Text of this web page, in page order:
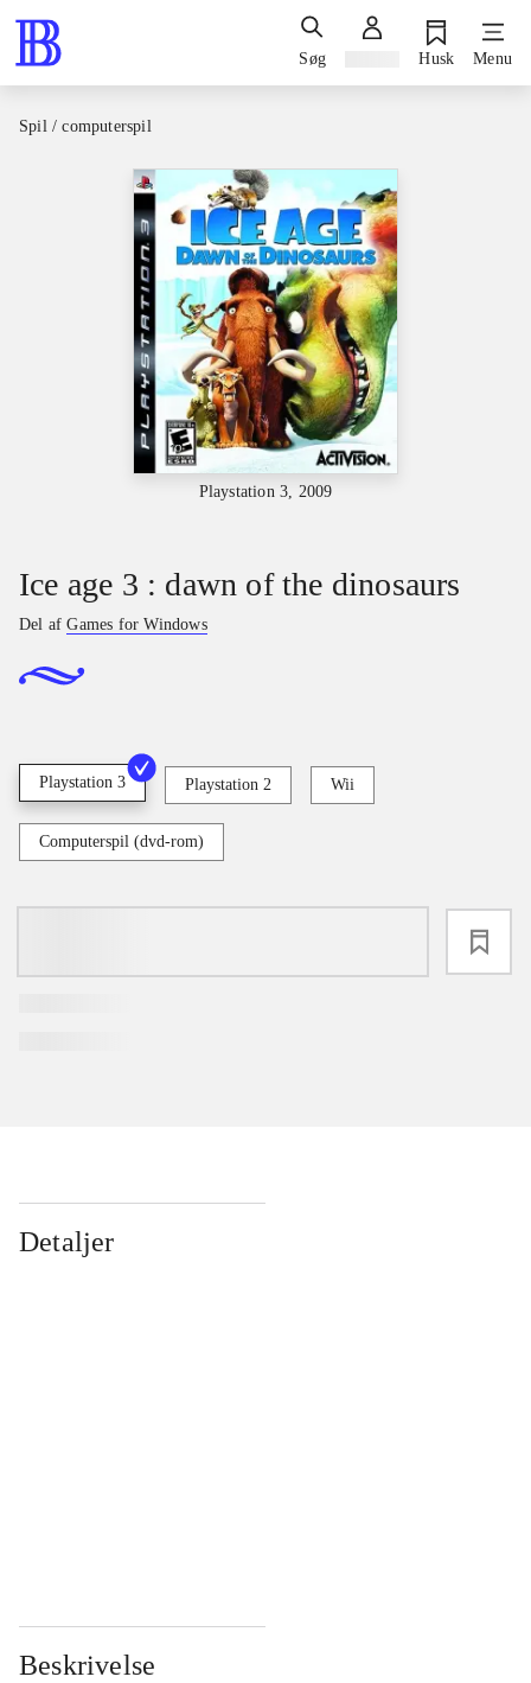
Søg Husk Menu
Spil / computerspil
Playstation 3, 2009
Ice age 3 : dawn of the dinosaurs
Del afGames for Windows
Playstation 3 Playstation 2 Wii
Computerspil (dvd-rom)
Detaljer
Beskrivelse